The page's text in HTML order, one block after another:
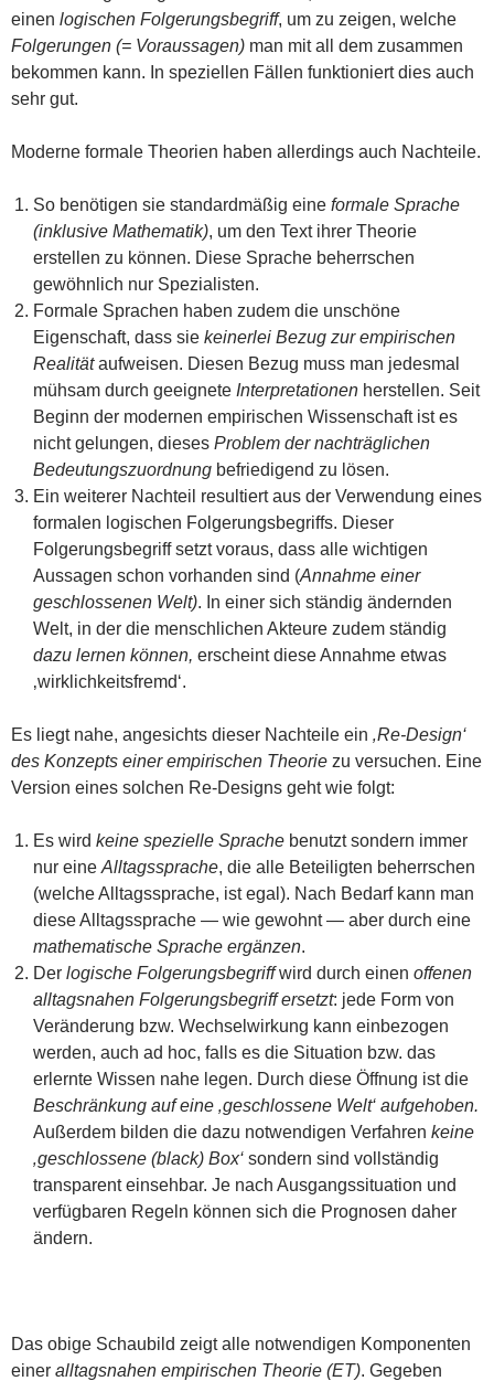
einen logischen Folgerungsbegriff, um zu zeigen, welche
Folgerungen (= Voraussagen) man mit all dem zusammen
bekommen kann. In speziellen Fällen funktioniert dies auch
sehr gut.
Moderne formale Theorien haben allerdings auch Nachteile.
So benötigen sie standardmäßig eine formale Sprache
(inklusive Mathematik), um den Text ihrer Theorie
erstellen zu können. Diese Sprache beherrschen
gewöhnlich nur Spezialisten.
Formale Sprachen haben zudem die unschöne
Eigenschaft, dass sie keinerlei Bezug zur empirischen
Realitätaufweisen. Diesen Bezug muss man jedesmal
mühsam durch geeignete Interpretationen herstellen. Seit
Beginn der modernen empirischen Wissenschaft ist es
nicht gelungen, dieses Problem der nachträglichen
Bedeutungszuordnung befriedigend zu lösen.
Ein weiterer Nachteil resultiert aus der Verwendung eines
formalen logischen Folgerungsbegriffs. Dieser
Folgerungsbegriff setzt voraus, dass alle wichtigen
Aussagen schon vorhanden sind (Annahme einer
geschlossenen Welt). In einer sich ständig ändernden
Welt, in der die menschlichen Akteure zudem ständig
dazu lernen können, erscheint diese Annahme etwas
‚wirklichkeitsfremd‘.
Es liegt nahe, angesichts dieser Nachteile ein ‚Re-Design‘
des Konzepts einer empirischen Theorie zu versuchen. Eine
Version eines solchen Re-Designs geht wie folgt:
Es wird keine spezielle Sprache benutzt sondern immer
nur eine Alltagssprache, die alle Beteiligten beherrschen
(welche Alltagssprache, ist egal). Nach Bedarf kann man
diese Alltagssprache — wie gewohnt — aber durch eine
mathematische Sprache ergänzen.
Der logische Folgerungsbegriffwird durch einen offenen
alltagsnahen Folgerungsbegriff ersetzt: jede Form von
Veränderung bzw. Wechselwirkung kann einbezogen
werden, auch ad hoc, falls es die Situation bzw. das
erlernte Wissen nahe legen. Durch diese Öffnung ist die
Beschränkung auf eine ‚geschlossene Welt‘ aufgehoben.
Außerdem bilden die dazu notwendigen Verfahren keine
‚geschlossene (black) Box‘ sondern sind vollständig
transparent einsehbar. Je nach Ausgangssituation und
verfügbaren Regeln können sich die Prognosen daher
ändern.
Das obige Schaubild zeigt alle notwendigen Komponenten
einer alltagsnahen empirischen Theorie (ET). Gegeben